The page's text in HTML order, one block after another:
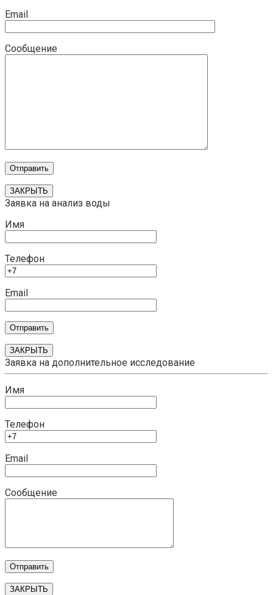
Email
Сообщение
ЗАКРЫТЬ
Заявка на анализ воды
Имя
Телефон
Email
ЗАКРЫТЬ
Заявка на дополнительное исследование
Имя
Телефон
Email
Сообщение
ЗАКРЫТЬ